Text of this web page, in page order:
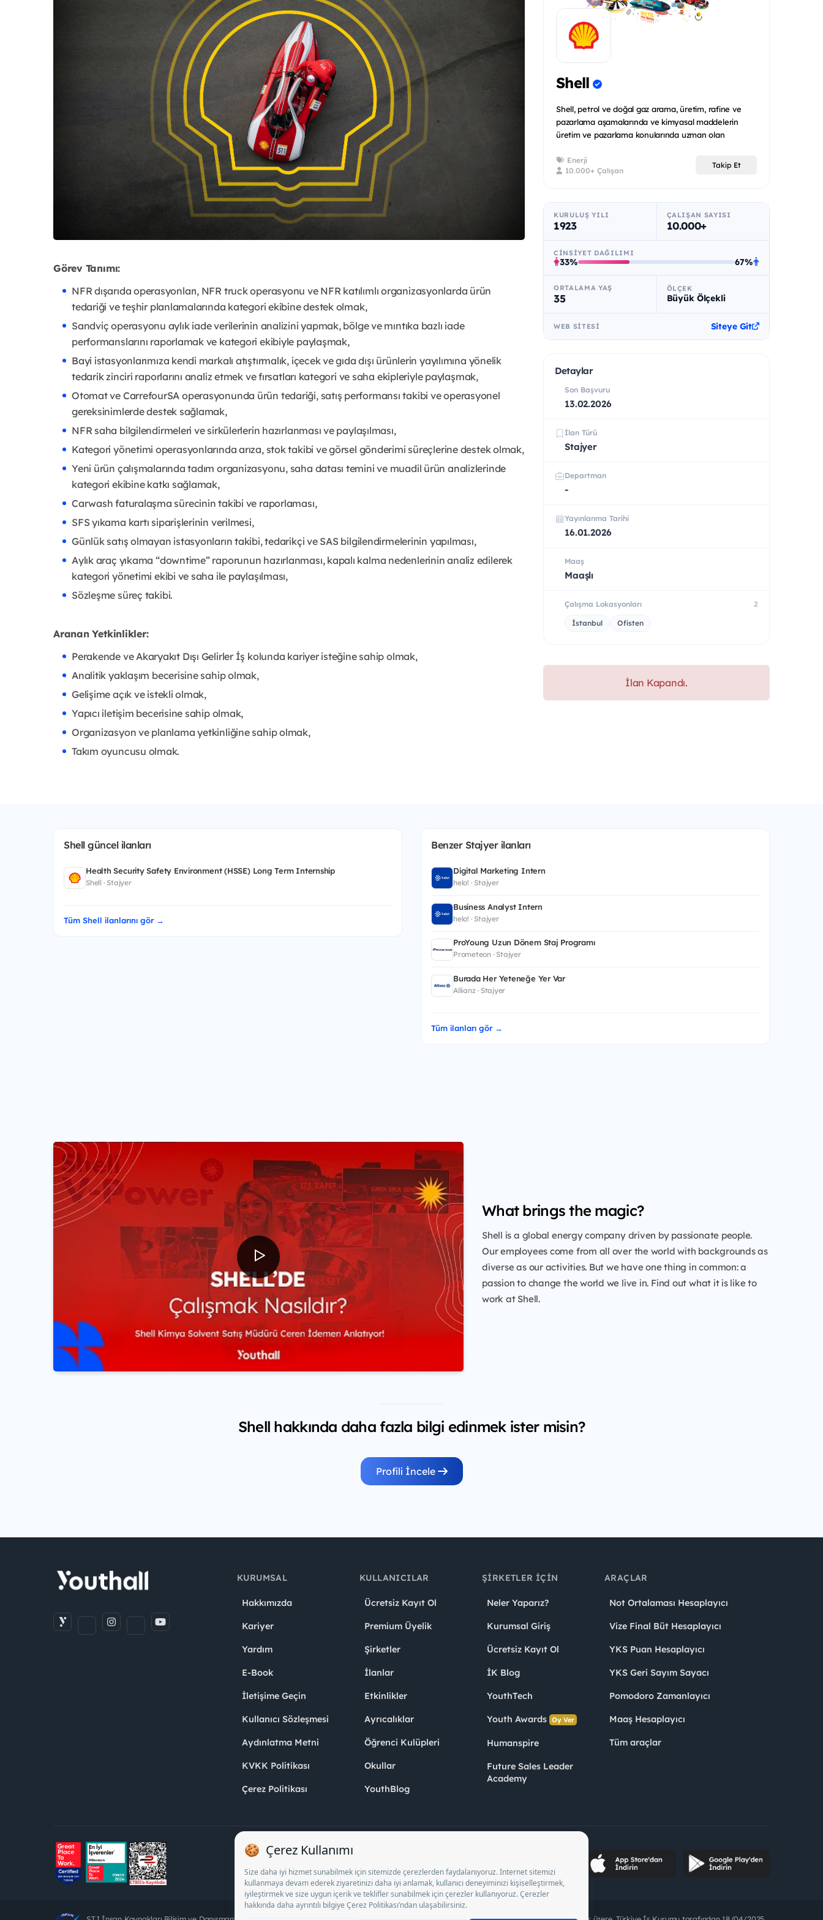
Görev Tanımı:
NFR dışarıda operasyonları, NFR truck operasyonu ve NFR katılımlı organizasyonlarda ürün
tedariği ve teşhir planlamalarında kategori ekibine destek olmak,
Sandviç operasyonu aylık iade verilerinin analizini yapmak, bölge ve mıntıka bazlı iade
performanslarını raporlamak ve kategori ekibiyle paylaşmak,
Bayi istasyonlarımıza kendi markalı atıştırmalık, içecek ve gıda dışı ürünlerin yayılımına yönelik
tedarik zinciri raporlarını analiz etmek ve fırsatları kategori ve saha ekipleriyle paylaşmak,
Otomat ve CarrefourSA operasyonunda ürün tedariği, satış performansı takibi ve operasyonel
gereksinimlerde destek sağlamak,
NFR saha bilgilendirmeleri ve sirkülerlerin hazırlanması ve paylaşılması,
Kategori yönetimi operasyonlarında arıza, stok takibi ve görsel gönderimi süreçlerine destek olmak,
Yeni ürün çalışmalarında tadım organizasyonu, saha datası temini ve muadil ürün analizlerinde
kategori ekibine katkı sağlamak,
Carwash faturalaşma sürecinin takibi ve raporlaması,
SFS yıkama kartı siparişlerinin verilmesi,
Günlük satış olmayan istasyonların takibi, tedarikçi ve SAS bilgilendirmelerinin yapılması,
Aylık araç yıkama “downtime” raporunun hazırlanması, kapalı kalma nedenlerinin analiz edilerek
kategori yönetimi ekibi ve saha ile paylaşılması,
Sözleşme süreç takibi.
Aranan Yetkinlikler:
Perakende ve Akaryakıt Dışı Gelirler İş kolunda kariyer isteğine sahip olmak,
Analitik yaklaşım becerisine sahip olmak,
Gelişime açık ve istekli olmak,
Yapıcı iletişim becerisine sahip olmak,
Organizasyon ve planlama yetkinliğine sahip olmak,
Takım oyuncusu olmak.
Shell
Shell, petrol ve doğal gaz arama, üretim, rafine ve
pazarlama aşamalarında ve kimyasal maddelerin
üretim ve pazarlama konularında uzman olan
Enerji
10.000+ Çalışan
Takip Et
KURULUŞ YILI
1923
ÇALIŞAN SAYISI
10.000+
CINSIYET DAĞILIMI
33% 67%
ORTALAMA YAŞ
35
ÖLÇEK
Büyük Ölçekli
WEB SITESI Siteye Git
Detaylar
Son Başvuru
13.02.2026
İlan Türü
Stajyer
Departman
-
Yayınlanma Tarihi
16.01.2026
Maaş
Maaşlı
Çalışma Lokasyonları 2
İstanbul Ofisten
İlan Kapandı.
Shell güncel ilanları
Health Security Safety Environment (HSSE) Long Term Internship
Shell · Stajyer
Tüm Shell ilanlarını gör →
Benzer Stajyer ilanları
Digital Marketing Intern
helo! · Stajyer
Business Analyst Intern
helo! · Stajyer
ProYoung Uzun Dönem Staj Programı
Prometeon · Stajyer
Burada Her Yeteneğe Yer Var
Allianz · Stajyer
Tüm ilanları gör →
What brings the magic?
Shell is a global energy company driven by passionate people.
Our employees come from all over the world with backgrounds as
diverse as our activities. But we have one thing in common: a
passion to change the world we live in. Find out what it is like to
work at Shell.
Shell hakkında daha fazla bilgi edinmek ister misin?
Profili İncele
KURUMSAL
Hakkımızda
Kariyer
Yardım
E-Book
İletişime Geçin
Kullanıcı Sözleşmesi
Aydınlatma Metni
KVKK Politikası
Çerez Politikası
KULLANICILAR
Ücretsiz Kayıt Ol
Premium Üyelik
Şirketler
İlanlar
Etkinlikler
Ayrıcalıklar
Öğrenci Kulüpleri
Okullar
YouthBlog
ŞIRKETLER İÇIN
Neler Yaparız?
Kurumsal Giriş
Ücretsiz Kayıt Ol
İK Blog
YouthTech
Youth Awards Oy Ver
Humanspire
Future Sales Leader
Academy
ARAÇLAR
Not Ortalaması Hesaplayıcı
Vize Final Büt Hesaplayıcı
YKS Puan Hesaplayıcı
YKS Geri Sayım Sayacı
Pomodoro Zamanlayıcı
Maaş Hesaplayıcı
Tüm araçlar